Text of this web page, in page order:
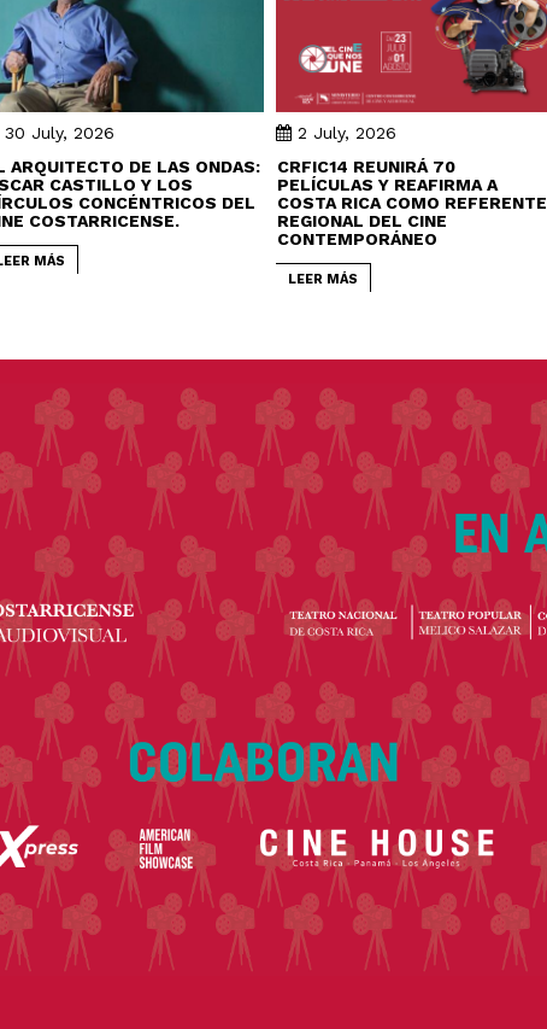
30 July, 2026
ARQUITECTO DE LAS ONDAS:
CASTILLO Y LOS
CONCÉNTRICOS DEL
COSTARRICENSE.
MÁS
2 July, 2026
CRFIC14 REUNIRÁ 70
PELÍCULAS Y REAFIRMA A
COSTA RICA COMO REFERENTE
REGIONAL DEL CINE
CONTEMPORÁNEO
LEER MÁS